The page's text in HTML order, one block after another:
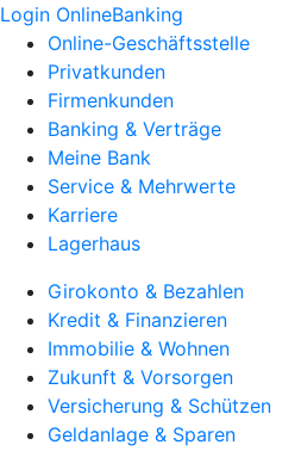
Login OnlineBanking
Online-Geschäftsstelle
Privatkunden
Firmenkunden
Banking & Verträge
Meine Bank
Service & Mehrwerte
Karriere
Lagerhaus
Girokonto & Bezahlen
Kredit & Finanzieren
Immobilie & Wohnen
Zukunft & Vorsorgen
Versicherung & Schützen
Geldanlage & Sparen